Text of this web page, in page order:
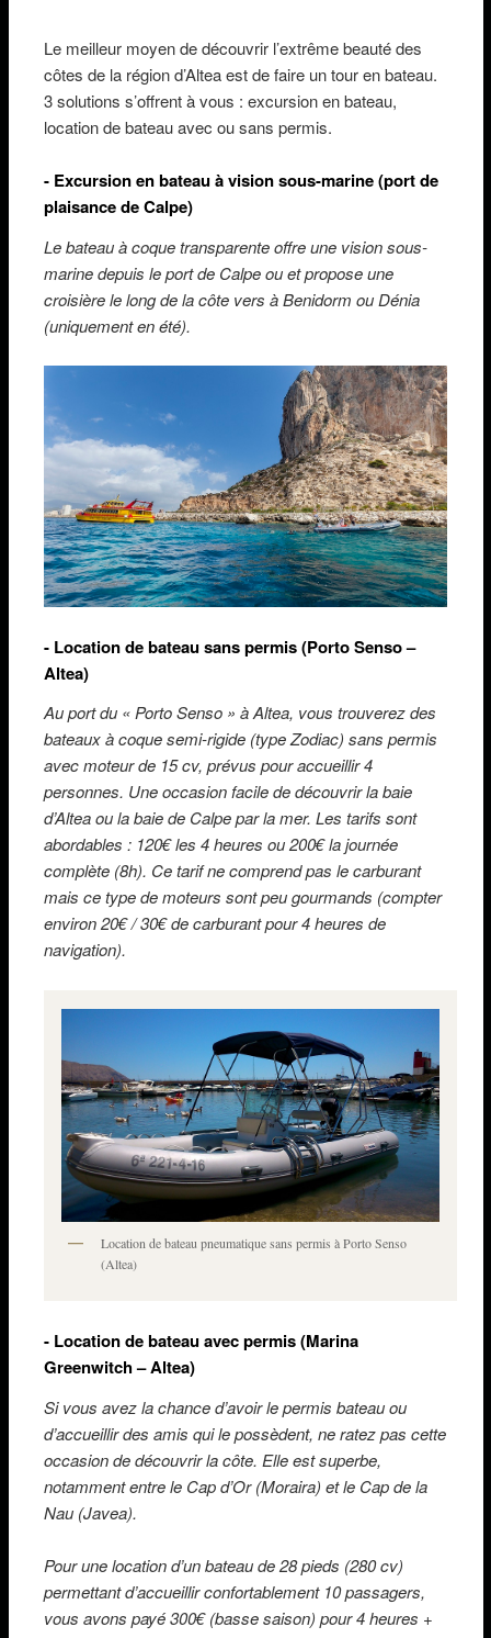
Le meilleur moyen de découvrir l’extrême beauté des
côtes de la région d’Altea est de faire un tour en bateau.
3 solutions s’offrent à vous : excursion en bateau,
location de bateau avec ou sans permis.
- Excursion en bateau à vision sous-marine (port de
plaisance de Calpe)
Le bateau à coque transparente offre une vision sous-
marine depuis le port de Calpe ou et propose une
croisière le long de la côte vers à Benidorm ou Dénia
(uniquement en été).
- Location de bateau sans permis (Porto Senso –
Altea)
Au port du « Porto Senso » à Altea, vous trouverez des
bateaux à coque semi-rigide (type Zodiac) sans permis
avec moteur de 15 cv, prévus pour accueillir 4
personnes. Une occasion facile de découvrir la baie
d’Altea ou la baie de Calpe par la mer. Les tarifs sont
abordables : 120€ les 4 heures ou 200€ la journée
complète (8h). Ce tarif ne comprend pas le carburant
mais ce type de moteurs sont peu gourmands (compter
environ 20€ / 30€ de carburant pour 4 heures de
navigation).
Location de bateau pneumatique sans permis à Porto Senso
(Altea)
- Location de bateau avec permis (Marina
Greenwitch – Altea)
Si vous avez la chance d’avoir le permis bateau ou
d’accueillir des amis qui le possèdent, ne ratez pas cette
occasion de découvrir la côte. Elle est superbe,
notamment entre le Cap d’Or (Moraira) et le Cap de la
Nau (Javea).
Pour une location d’un bateau de 28 pieds (280 cv)
permettant d’accueillir confortablement 10 passagers,
vous avons payé 300€ (basse saison) pour 4 heures +